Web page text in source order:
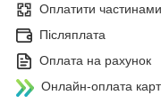
Оплатити частинами
Післяплата
Оплата на рахунок
Онлайн-оплата